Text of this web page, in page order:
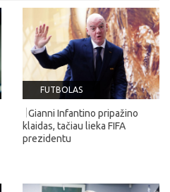
FUTBOLAS
Gianni Infantino pripažino
klaidas, tačiau lieka FIFA
prezidentu